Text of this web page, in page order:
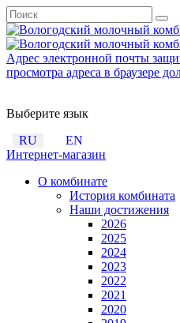
Адрес электронной почты
просмотра адреса в браузере
Выберите язык
RU
EN
Интернет-магазин
О комбинате
История комбината
Наши достижения
2026
2025
2024
2023
2022
2021
2020